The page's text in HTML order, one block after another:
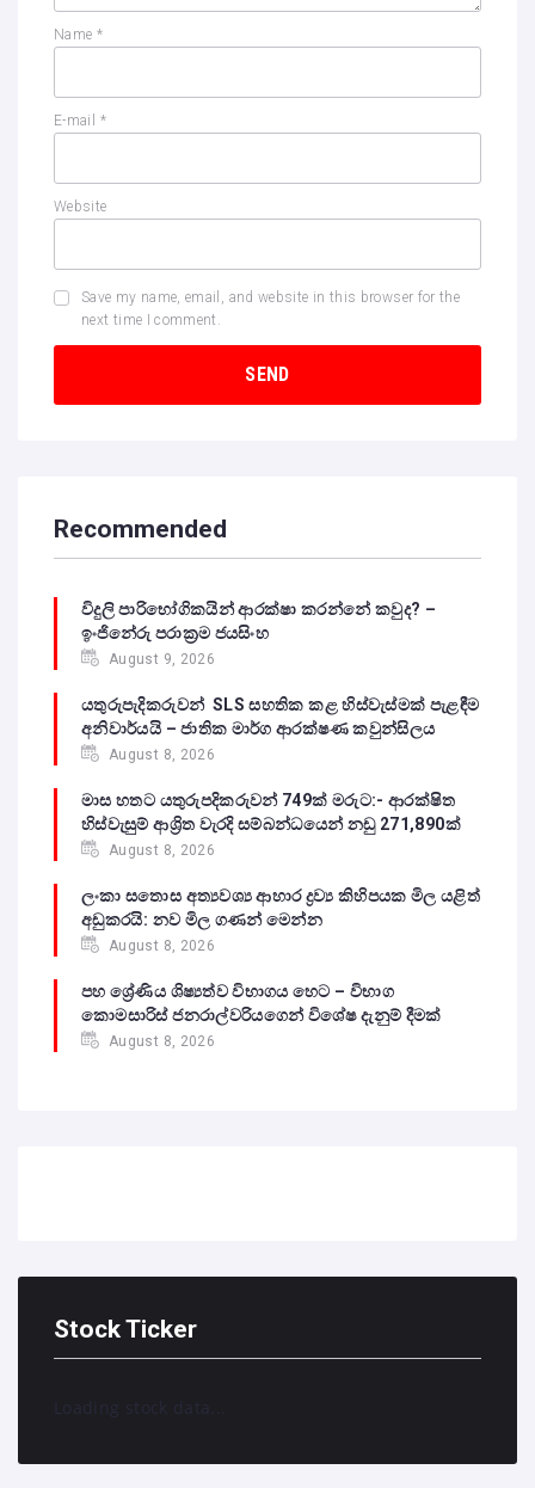
Name *
E-mail *
Website
Save my name, email, and website in this browser for the
next time I comment.
Recommended
විදුලි පාරිභෝගිකයින් ආරක්ෂා කරන්නේ කවුද? –
ඉංජිනේරු පරාක්‍රම ජයසිංහ
August 9, 2026
යතුරුපැදිකරුවන් SLS සහතික කළ හිස්වැස්මක් පැළඳීම
අනිවාර්යයි – ජාතික මාර්ග ආරක්ෂණ කවුන්සිලය
August 8, 2026
මාස හතට යතුරුපදිකරුවන් 749ක් මරුට:- ආරක්ෂිත
හිස්වැසුම් ආශ්‍රිත වැරදි සම්බන්ධයෙන් නඩු 271,890ක්
August 8, 2026
ලංකා සතොස අත්‍යවශ්‍ය ආහාර ද්‍රව්‍ය කිහිපයක මිල යළිත්
අඩුකරයි: නව මිල ගණන් මෙන්න
August 8, 2026
පහ ශ්‍රේණිය ශිෂ්‍යත්ව විභාගය හෙට – විභාග
කොමසාරිස් ජනරාල්වරියගෙන් විශේෂ දැනුම් දීමක්
August 8, 2026
Stock Ticker
Loading stock data...